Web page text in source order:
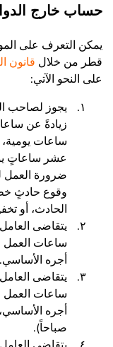
حساب خارج
يمكن التعرف على
قطر من خلال قانون
على النحو الآتي:
يجوز لصاحب
زيادةً عن
ساعات
عشر ساعاتٍ
ضرورة العمل
وقوع حادثٍ
الحادث، أو
يتقاضى
أجره الأساسي.
يتقاضى
صباحاً).